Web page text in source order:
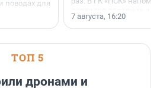
поводах для
поменялась роль
7 августа, 16:20
ТОП 5
дронами и